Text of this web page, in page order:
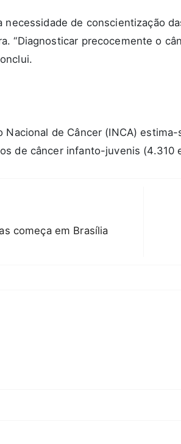
de conscientização
“Diagnosticar precocemente o
de Câncer (INCA)
de câncer infanto-juvenis (4.310
começa em Brasília